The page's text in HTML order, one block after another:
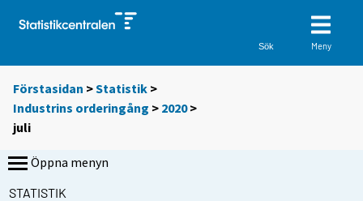
Sök Meny
Förstasidan >Statistik >
Industrins orderingång > 2020>
juli
Öppna menyn
STATISTIK